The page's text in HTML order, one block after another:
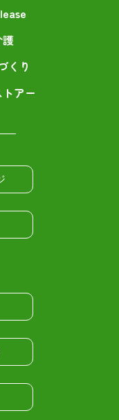
くり
アー